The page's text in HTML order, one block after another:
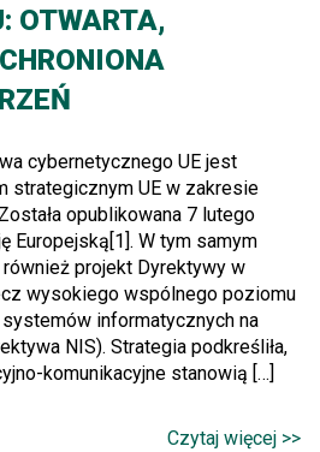
OTWARTA,
cybernetycznego UE jest
strategicznym UE w zakresie
opublikowana 7 lutego
Europejską[1]. W tym samym
projekt Dyrektywy w
wysokiego wspólnego poziomu
informatycznych na
NIS). Strategia podkreśliła,
komunikacyjne stanowią […]
Czytaj więcej >>